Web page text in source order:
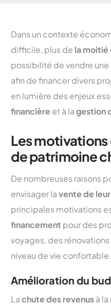
Dans un contexte
difficile, plus de la moitié
possibilité de vendre
afin de financer divers
en lumière des enjeux
financière et à lagestion
Les
de patrimoine
De nombreuses raisons
envisager lavente de
principales motivations
financement pour des
voyages, des
niveau de vie confortable.
Amélioration du
Lachute des revenusà